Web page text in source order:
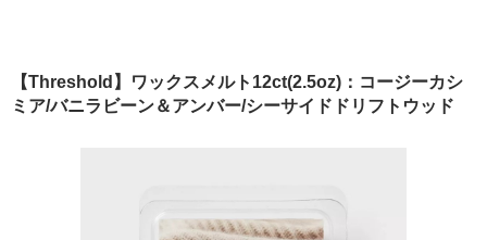
【Threshold】ワックスメルト12ct(2.5oz)：コージーカシ
ミア/バニラビーン＆アンバー/シーサイドドリフトウッド